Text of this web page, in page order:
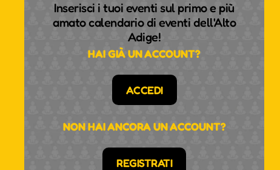
Inserisci i tuoi eventi sul primo e più
amato calendario di eventi dell'Alto
Adige!
HAI GIÀ UN ACCOUNT?
ACCEDI
NON HAI ANCORA UN ACCOUNT?
REGISTRATI